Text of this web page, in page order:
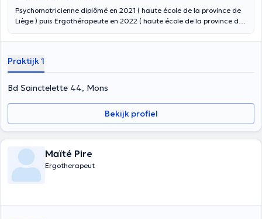
Psychomotricienne diplômé en 2021 ( haute école de la province de
Liège ) puis Ergothérapeute en 2022 ( haute école de la province de
pour ça que j’ai accès mon activité indépendante autour de la
j’interviens sur rendez-vous en cabinet à Mons. Mon site :
https://www.psychomotricien-ergotherapeute-camillejore.racv.fr/
Praktijk 1
Bd Sainctelette 44, Mons
Bekijk profiel
Maïté Pire
Ergotherapeut